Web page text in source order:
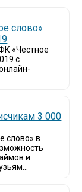
слово»
«Честное
с
3 000
слово» в
и